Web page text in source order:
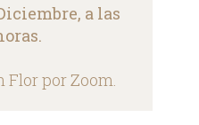
a las
Flor por Zoom.